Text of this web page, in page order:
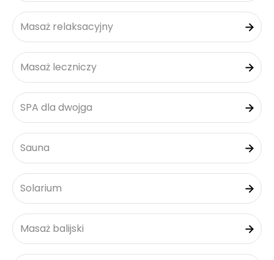
Masaż relaksacyjny
Masaż leczniczy
SPA dla dwojga
Sauna
Solarium
Masaż balijski